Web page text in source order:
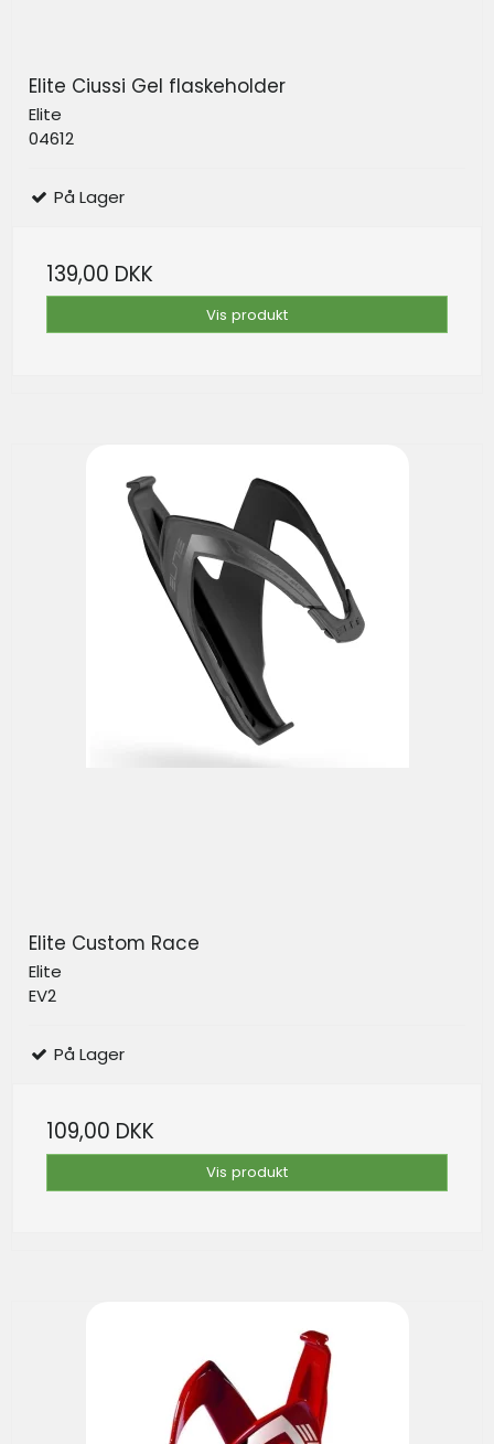
Elite Ciussi Gel flaskeholder
Elite
04612
På Lager
139,00 DKK
Vis produkt
Elite Custom Race
Elite
EV2
På Lager
109,00 DKK
Vis produkt